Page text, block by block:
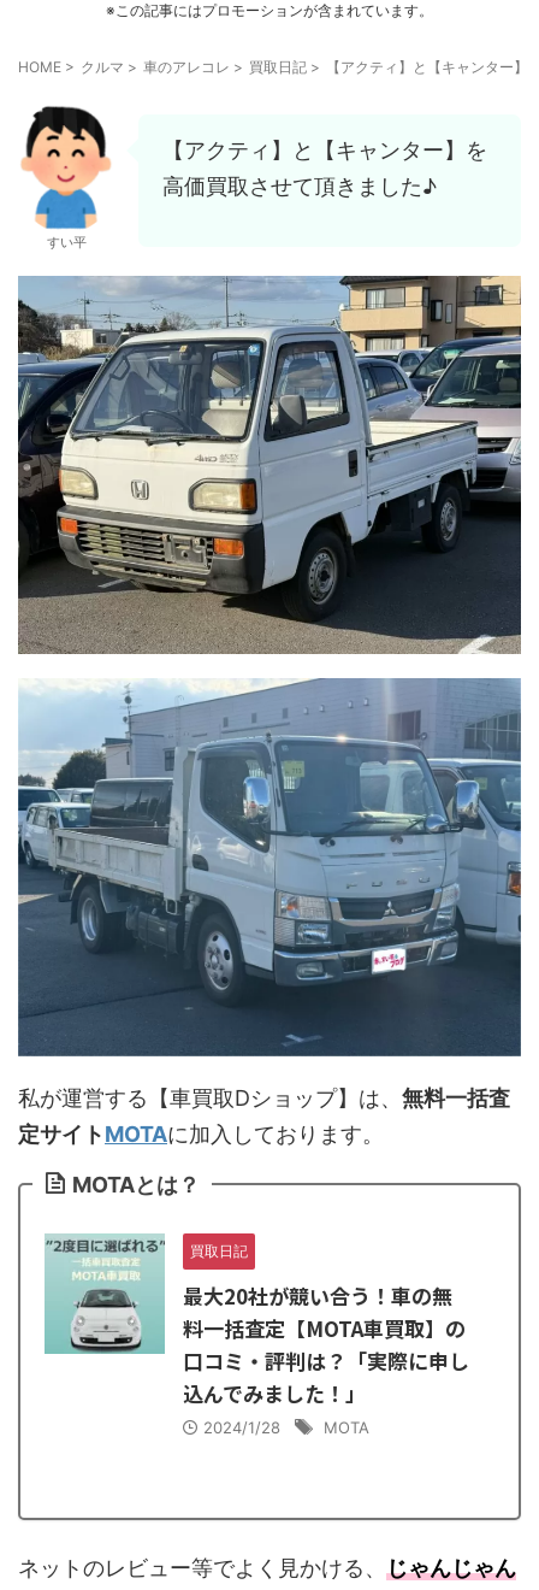
※この記事にはプロモーションが含まれています。
HOME > クルマ > 車のアレコレ > 買取日記 > 【アクティ】と【キャンター
すい平
【アクティ】と【キャンター】を
高価買取させて頂きました♪
私が運営する【車買取Dショップ】は、 無料一括査
定サイトMOTAに加入しております。
MOTAとは？
買取日記
最大20社が競い合う！車の無
料一括査定【MOTA車買取】の
口コミ・評判は？「実際に申し
込んでみました！」
2024/1/28 MOTA
ネットのレビュー等でよく見かける、 じゃんじゃん